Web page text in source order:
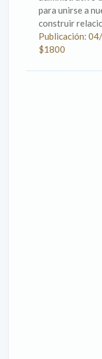
para unirse a
construir
Publicación:
$1800